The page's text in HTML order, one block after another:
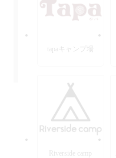
tapaキャンプ場
Riverside camp